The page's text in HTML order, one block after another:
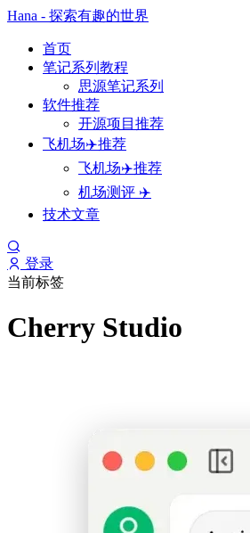
Hana - 探索有趣的世界
首页
笔记系列教程
思源笔记系列
软件推荐
开源项目推荐
飞机场✈️推荐
飞机场✈️推荐
机场测评 ✈️
技术文章
登录
当前标签
Cherry Studio